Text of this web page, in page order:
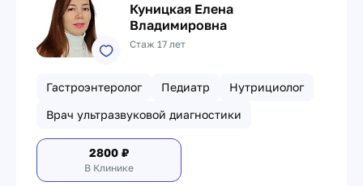
Куницкая Елена
Владимировна
Стаж 17 лет
Гастроэнтеролог Педиатр
Нутрициолог
Врач ультразвуковой диагностики
2800 ₽
В Клинике